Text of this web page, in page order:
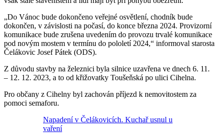
„Do Vánoc bude dokončeno veřejné osvětlení, chodník bude
dokončen, v závislosti na počasí, do konce března 2024. Provizorní
komunikace bude zrušena uvedením do provozu trvalé komunikace
pod novým mostem v termínu do pololetí 2024,“ informoval starosta
Čelákovic Josef Pátek (ODS).
Z důvodu stavby na železnici byla silnice uzavřena ve dnech 6. 11.
– 12. 12. 2023, a to od křižovatky Toušeňská po ulici Cihelna.
Pro občany z Cihelny byl zachován příjezd k nemovitostem za
pomoci semaforu.
Napadení v Čelákovicích. Kuchař usnul u
vaření